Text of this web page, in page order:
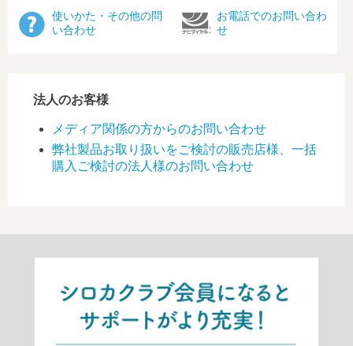
使いかた・その他の問
い合わせ
お電話でのお問い合わ
せ
法人のお客様
メディア関係の方からのお問い合わせ
弊社製品お取り扱いをご検討の販売店様、一括
購入ご検討の法人様のお問い合わせ